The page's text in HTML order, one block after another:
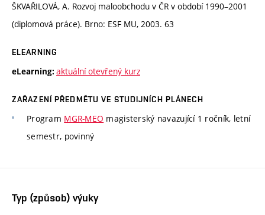
ŠKVAŘILOVÁ, A. Rozvoj maloobchodu v ČR v období 1990–2001
(diplomová práce). Brno: ESF MU, 2003. 63
ELEARNING
eLearning: aktuální otevřený kurz
ZAŘAZENÍ PŘEDMĚTU VE STUDIJNÍCH PLÁNECH
Program MGR-MEO magisterský navazující 1 ročník, letní
semestr, povinný
Typ (způsob) výuky